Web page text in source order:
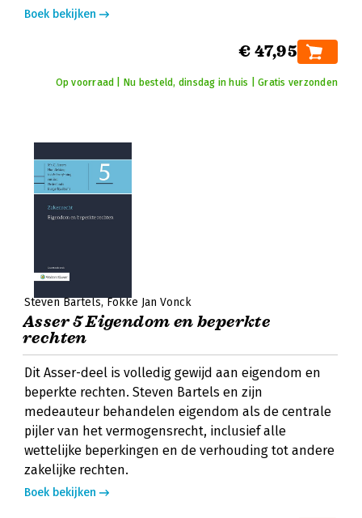
Boek bekijken
€ 47,95
Op voorraad | Nu besteld, dinsdag in huis | Gratis verzonden
Steven Bartels Fokke Jan Vonck
Asser 5 Eigendom en beperkte
rechten
Dit Asser-deel is volledig gewijd aan eigendom en
beperkte rechten. Steven Bartels en zijn
medeauteur behandelen eigendom als de centrale
pijler van het vermogensrecht, inclusief alle
wettelijke beperkingen en de verhouding tot andere
zakelijke rechten.
Boek bekijken